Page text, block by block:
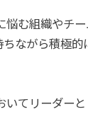
悩む組織やチ
ながら積極的
いてリーダー